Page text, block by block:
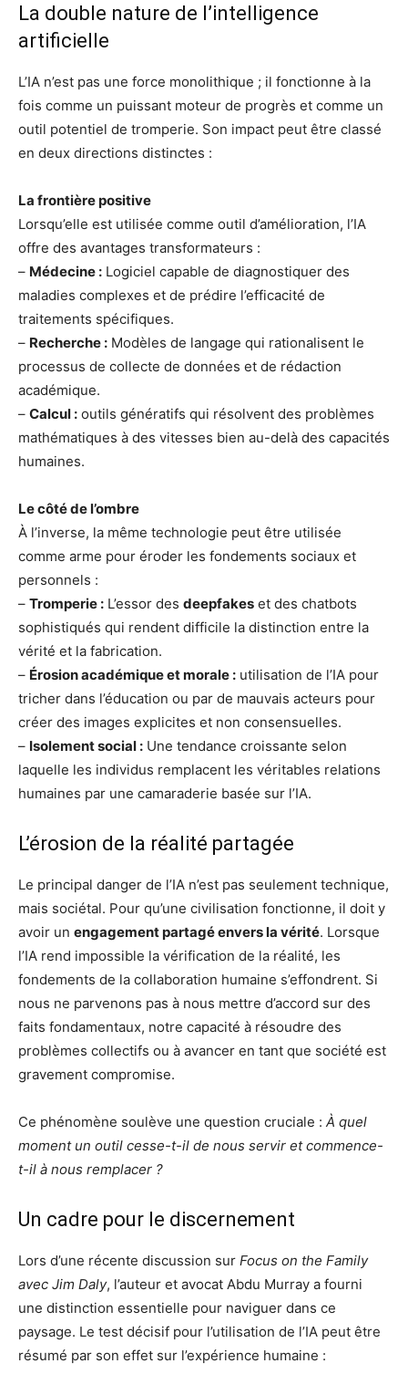
La double nature de l’intelligence
artificielle
L’IA n’est pas une force monolithique ; il fonctionne à la
fois comme un puissant moteur de progrès et comme un
outil potentiel de tromperie. Son impact peut être classé
en deux directions distinctes :
La frontière positive
Lorsqu’elle est utilisée comme outil d’amélioration, l’IA
offre des avantages transformateurs :
– Médecine : Logiciel capable de diagnostiquer des
maladies complexes et de prédire l’efficacité de
traitements spécifiques.
– Recherche : Modèles de langage qui rationalisent le
processus de collecte de données et de rédaction
académique.
– Calcul : outils génératifs qui résolvent des problèmes
mathématiques à des vitesses bien au-delà des capacités
humaines.
Le côté de l’ombre
À l’inverse, la même technologie peut être utilisée
comme arme pour éroder les fondements sociaux et
personnels :
– Tromperie : L’essor des deepfakes et des chatbots
sophistiqués qui rendent difficile la distinction entre la
vérité et la fabrication.
– Érosion académique et morale : utilisation de l’IA pour
tricher dans l’éducation ou par de mauvais acteurs pour
créer des images explicites et non consensuelles.
– Isolement social : Une tendance croissante selon
laquelle les individus remplacent les véritables relations
humaines par une camaraderie basée sur l’IA.
L’érosion de la réalité partagée
Le principal danger de l’IA n’est pas seulement technique,
mais sociétal. Pour qu’une civilisation fonctionne, il doit y
avoir un engagement partagé envers la vérité. Lorsque
l’IA rend impossible la vérification de la réalité, les
fondements de la collaboration humaine s’effondrent. Si
nous ne parvenons pas à nous mettre d’accord sur des
faits fondamentaux, notre capacité à résoudre des
problèmes collectifs ou à avancer en tant que société est
gravement compromise.
Ce phénomène soulève une question cruciale : À quel
moment un outil cesse-t-il de nous servir et commence-
t-il à nous remplacer ?
Un cadre pour le discernement
Lors d’une récente discussion sur Focus on the Family
avec Jim Daly, l’auteur et avocat Abdu Murray a fourni
une distinction essentielle pour naviguer dans ce
paysage. Le test décisif pour l’utilisation de l’IA peut être
résumé par son effet sur l’expérience humaine :